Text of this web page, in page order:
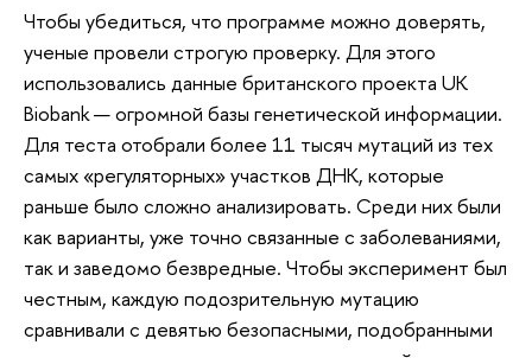
Чтобы убедиться, что программе можно доверять,
ученые провели строгую проверку. Для этого
использовались данные британского проекта UK
Biobank — огромной базы генетической информации.
Для теста отобрали более 11 тысяч мутаций из тех
самых «регуляторных» участков ДНК, которые
раньше было сложно анализировать. Среди них были
как варианты, уже точно связанные с заболеваниями,
так и заведомо безвредные. Чтобы эксперимент был
честным, каждую подозрительную мутацию
сравнивали с девятью безопасными, подобранными